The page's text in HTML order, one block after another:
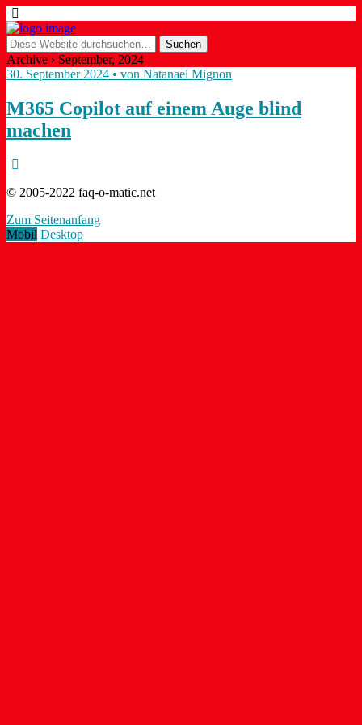
Archive › September, 2024
30. September 2024 • von Natanael Mignon
M365 Copilot auf einem Auge blind
machen
© 2005-2022 faq-o-matic.net
Zum Seitenanfang
Mobil Desktop